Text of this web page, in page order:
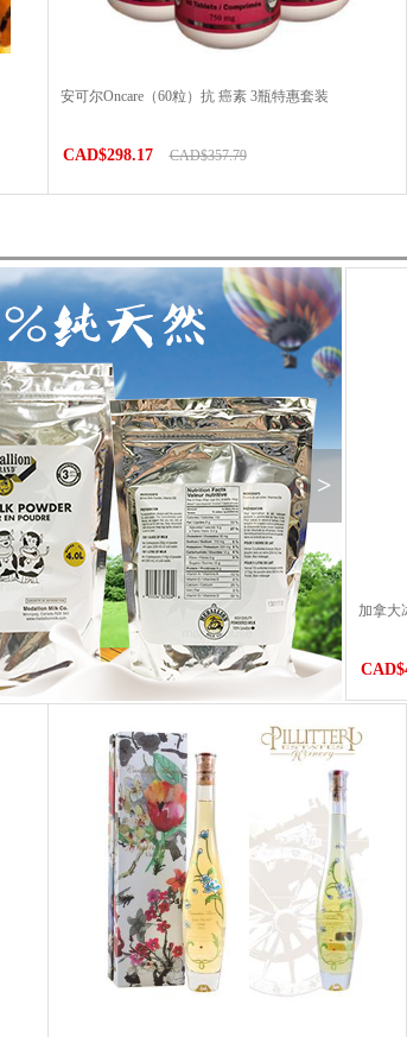
安可尔Oncare（60粒）抗 癌素 3瓶特惠套装
CAD$298.17 CAD$357.79
>
加拿大